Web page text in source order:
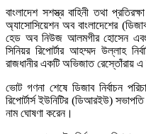
বাংলাদেশ সশস্ত্র বাহিনী তথা
অ্যাসোসিয়েশন অব বাংলাদেশের
হেড অব নিউজ আলমগীর হোসেন এবং
সিনিয়র রিপোর্টার আহম্মদ উল্লাহ
রাজধানীর একটি অভিজাত রেস্তোঁরায়
ভোট গণনা শেষে ডিজাব নির্বাচন
রিপোর্টার্স ইউনিটির (ডিআরইউ)
নাম ঘোষণা করেন।